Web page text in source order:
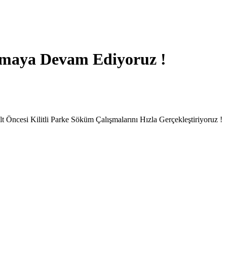
Devam Ediyoruz !
Kilitli Parke Söküm Çalışmalarını Hızla Gerçekleştiriyoruz !